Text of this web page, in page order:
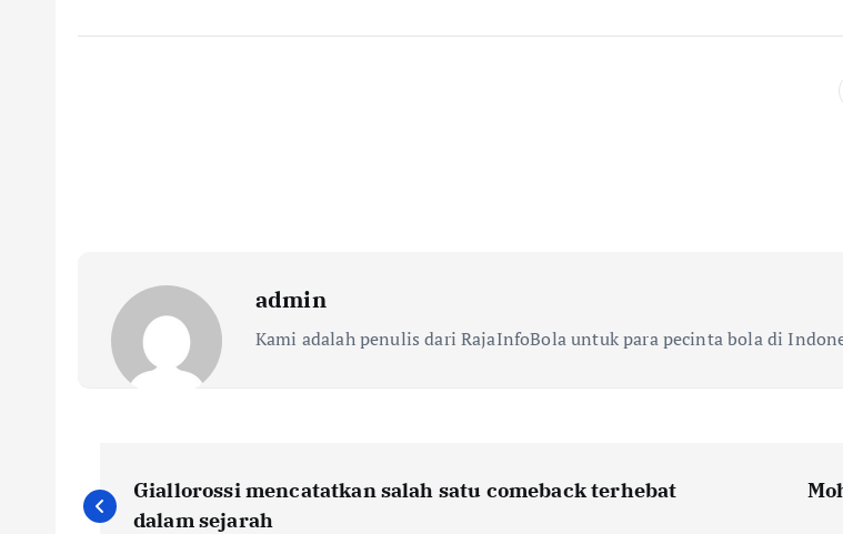
admin
Kami adalah penulis dari RajaInfoBola untuk para pecinta bola di
N
Giallorossi mencatatkan salah satu comeback terhebat
dalam sejarah